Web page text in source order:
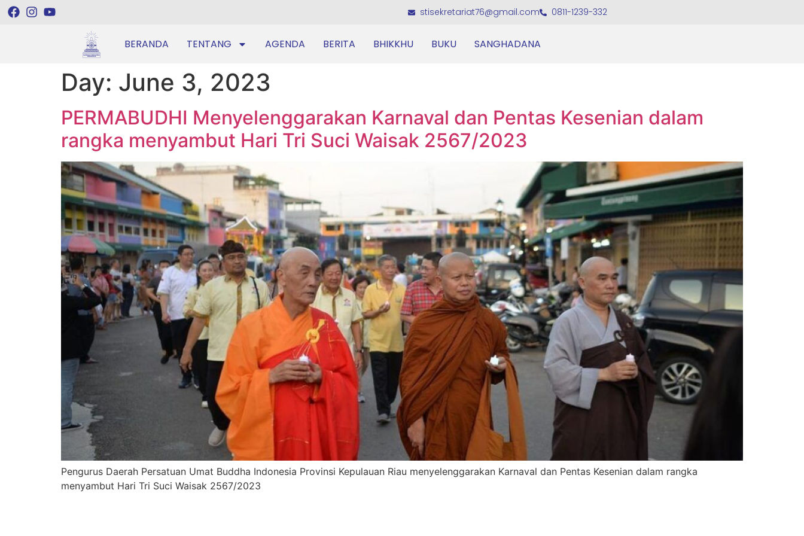
stisekretariat76@gmail.com 0811-1239-332
BERANDA TENTANG AGENDA BERITA BHIKKHU BUKU SANGHADANA
Day: June 3, 2023
PERMABUDHI Menyelenggarakan Karnaval dan Pentas Kesenian dalam
rangka menyambut Hari Tri Suci Waisak 2567/2023
Pengurus Daerah Persatuan Umat Buddha Indonesia Provinsi Kepulauan Riau menyelenggarakan Karnaval dan Pentas Kesenian dalam rangka
menyambut Hari Tri Suci Waisak 2567/2023